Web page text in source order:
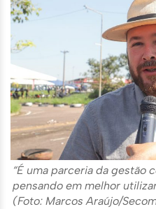
“É uma parceria da gestão
pensando em melhor
(Foto: Marcos Araújo/